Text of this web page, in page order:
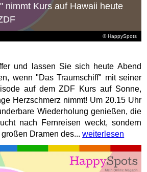
© HappySpots
nimmt Kurs auf Hawaii heute
und lassen Sie sich heute Abend
wenn "Das Traumschiff" mit seiner
auf dem ZDF Kurs auf Sonne,
Herzschmerz nimmt! Um 20.15 Uhr
Wiederholung genießen, die
nach Fernreisen weckt, sondern
Dramen des...weiterlesen